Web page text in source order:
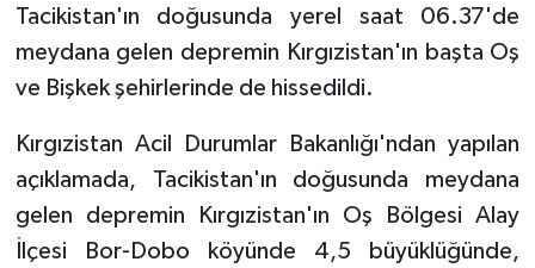
Tacikistan'ın doğusunda yerel saat 06.37'de
meydana gelen depremin Kırgızistan'ın başta Oş
ve Bişkek şehirlerinde de hissedildi.
Kırgızistan Acil Durumlar Bakanlığı'ndan yapılan
açıklamada, Tacikistan'ın doğusunda meydana
gelen depremin Kırgızistan'ın Oş Bölgesi Alay
İlçesi Bor-Dobo köyünde 4,5 büyüklüğünde,
Çanakkale Müftülüğü
Çankırı Müftülüğü
Çorum Müftülüğü
Denizli Müftülüğü
Bilim, Teknoloji
Biyografiler
Diyanet TV